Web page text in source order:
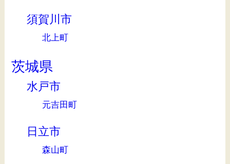
須賀川市
北上町
茨城県
水戸市
元吉田町
日立市
森山町